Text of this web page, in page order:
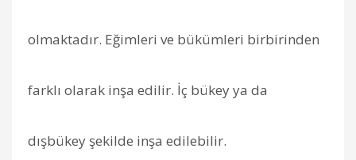
olmaktadır. Eğimleri ve bükümleri birbirinden
farklı olarak inşa edilir. İç bükey ya da
dışbükey şekilde inşa edilebilir.